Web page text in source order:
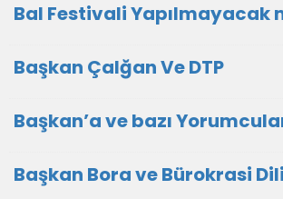
Bal Festivali Yapılmayacak
Başkan Çalğan Ve DTP
Başkan’a ve bazı
Başkan Bora ve Bürokrasi Dili